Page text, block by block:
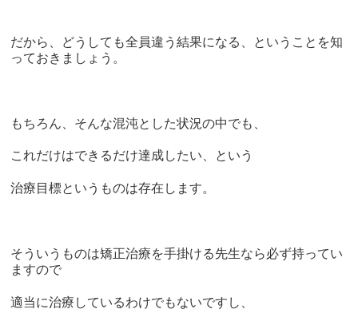
だから、どうしても全員違う結果になる、ということを知
っておきましょう。
もちろん、そんな混沌とした状況の中でも、
これだけはできるだけ達成したい、という
治療目標というものは存在します。
そういうものは矯正治療を手掛ける先生なら必ず持ってい
ますので
適当に治療しているわけでもないですし、